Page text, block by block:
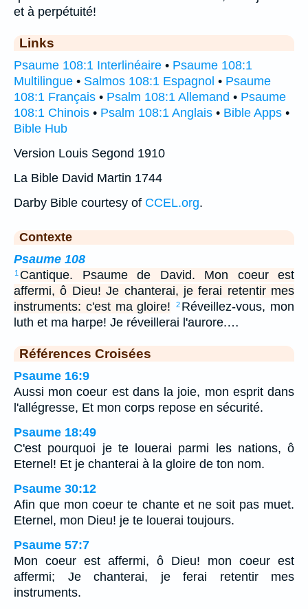
et à perpétuité!
Links
Psaume 108:1 Interlinéaire • Psaume 108:1
Multilingue • Salmos 108:1 Espagnol • Psaume
108:1 Français • Psalm 108:1 Allemand • Psaume
108:1 Chinois • Psalm 108:1 Anglais • Bible Apps •
Bible Hub
Version Louis Segond 1910
La Bible David Martin 1744
Darby Bible courtesy of CCEL.org.
Contexte
Psaume 108
1 Cantique. Psaume de David. Mon coeur est
affermi, ô Dieu! Je chanterai, je ferai retentir mes
instruments: c'est ma gloire!
2 Réveillez-vous, mon
luth et ma harpe! Je réveillerai l'aurore.…
Références Croisées
Psaume 16:9
Aussi mon coeur est dans la joie, mon esprit dans
l'allégresse, Et mon corps repose en sécurité.
Psaume 18:49
C'est pourquoi je te louerai parmi les nations, ô
Eternel! Et je chanterai à la gloire de ton nom.
Psaume 30:12
Afin que mon coeur te chante et ne soit pas muet.
Eternel, mon Dieu! je te louerai toujours.
Psaume 57:7
Mon coeur est affermi, ô Dieu! mon coeur est
affermi; Je chanterai, je ferai retentir mes
instruments.